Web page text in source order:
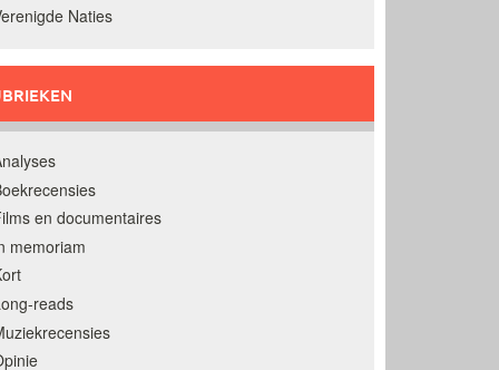
Naties
en documentaires
memoriam
reads